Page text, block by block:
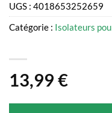
13,99 €
UGS : 4018653252659
Catégorie : Isolateurs